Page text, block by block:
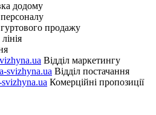
додому
гуртового продажу
Відділ маркетингу
svizhyna.ua Відділ постачання
Комерційні пропозиції